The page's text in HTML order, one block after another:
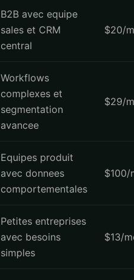
B2B avec equipe
sales et CRM
central
$20/
Workflows
complexes et
segmentation
avancee
$29/
Equipes produit
avec donnees
comportementales
$100/
Petites entreprises
avec besoins
simples
$13/